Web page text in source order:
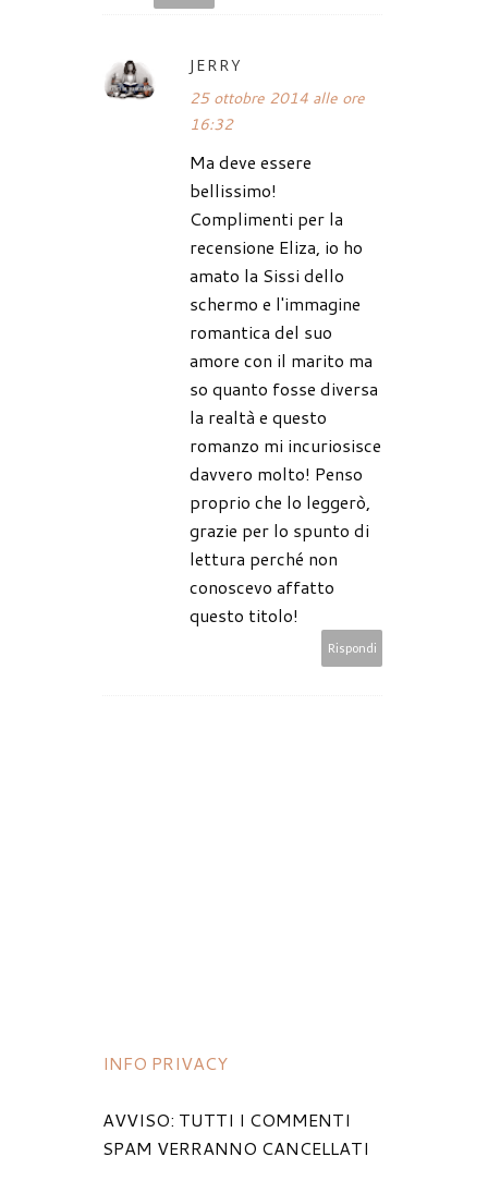
JERRY
25 ottobre 2014 alle ore
16:32
Ma deve essere
bellissimo!
Complimenti per la
recensione Eliza, io ho
amato la Sissi dello
schermo e l'immagine
romantica del suo
amore con il marito ma
so quanto fosse diversa
la realtà e questo
romanzo mi incuriosisce
davvero molto! Penso
proprio che lo leggerò,
grazie per lo spunto di
lettura perché non
conoscevo affatto
questo titolo!
Rispondi
INFO PRIVACY
AVVISO: TUTTI I COMMENTI
SPAM VERRANNO CANCELLATI